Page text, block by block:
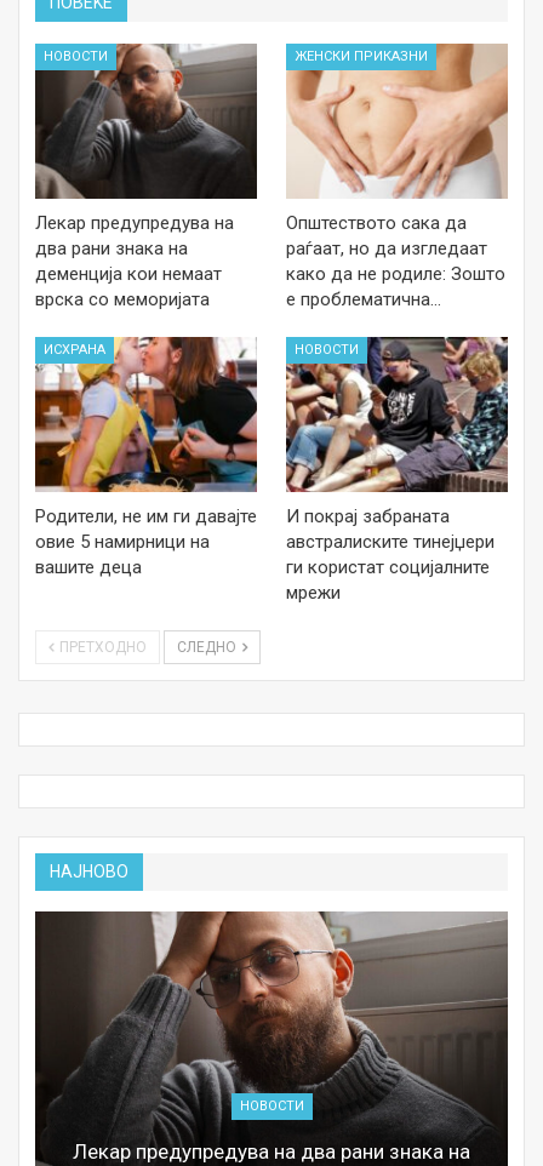
НОВОСТИ
Лекар предупредува на
два рани знака на
деменција кои немаат
врска со меморијата
ЖЕНСКИ ПРИКАЗНИ
Општеството сака да
раѓаат, но да изгледаат
како да не родиле: Зошто
е проблематична…
ИСХРАНА
Родители, не им ги давајте
овие 5 намирници на
вашите деца
НОВОСТИ
И покрај забраната
австралиските тинејџери
ги користат социјалните
мрежи
ПРЕТХОДНО СЛЕДНО
НАЈНОВО
НОВОСТИ
Лекар предупредува на два рани знака на